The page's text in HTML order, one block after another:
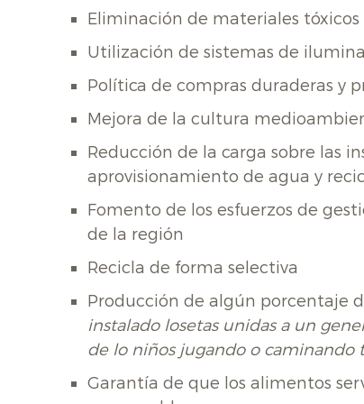
Eliminación de materiales
Utilización de sistemas de
Política de compras duraderas y
Mejora de la cultura
Reducción de la carga sobre las
aprovisionamiento de agua y
Fomento de los esfuerzos de
de la región
Recicla de forma selectiva
Producción de algún porcentaje
instalado losetas unidas a un
de lo niños jugando o caminando
Garantía de que los alimentos